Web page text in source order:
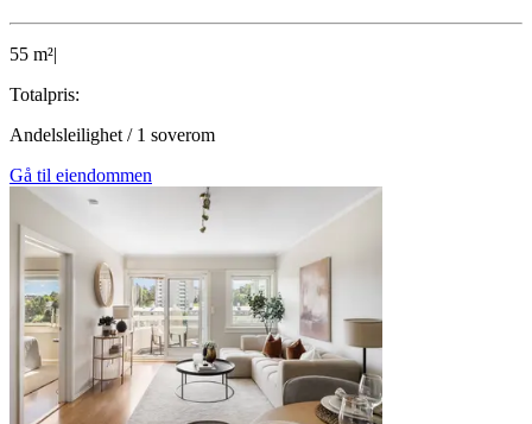
55 m²|
Totalpris:
Andelsleilighet / 1 soverom
Gå til eiendommen